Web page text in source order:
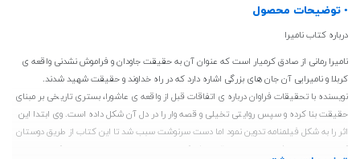
• توضیحات محصول
درباره کتاب نامیرا
نامیرا رمانی از صادق کرمیار است که عنوان آن به حقیقت جاودان و فراموش نشدنی واقعه ی
کربلا و نامیرایی آن جان های بزرگی اشاره دارد که در راه خداوند و حقیقت شهید شدند.
نویسنده با تحقیقات فراوان درباره ی اتفاقات قبل از واقعه ی عاشورا، بستری تاریخی بر مبنای
حقیقت بنا کرده و سپس روایتی تخیلی و قصه وار را در دل آن شکل داده است. وی ابتدا این
اثر را به شکل فیلمنامه تدوین نمود اما دست سرنوشت سبب شد تا این کتاب از طریق دوستان
کرمیار به دست ناشر برسد و با استقبال نشر کتاب نیستان، بازنویسی و به صورت کتاب در